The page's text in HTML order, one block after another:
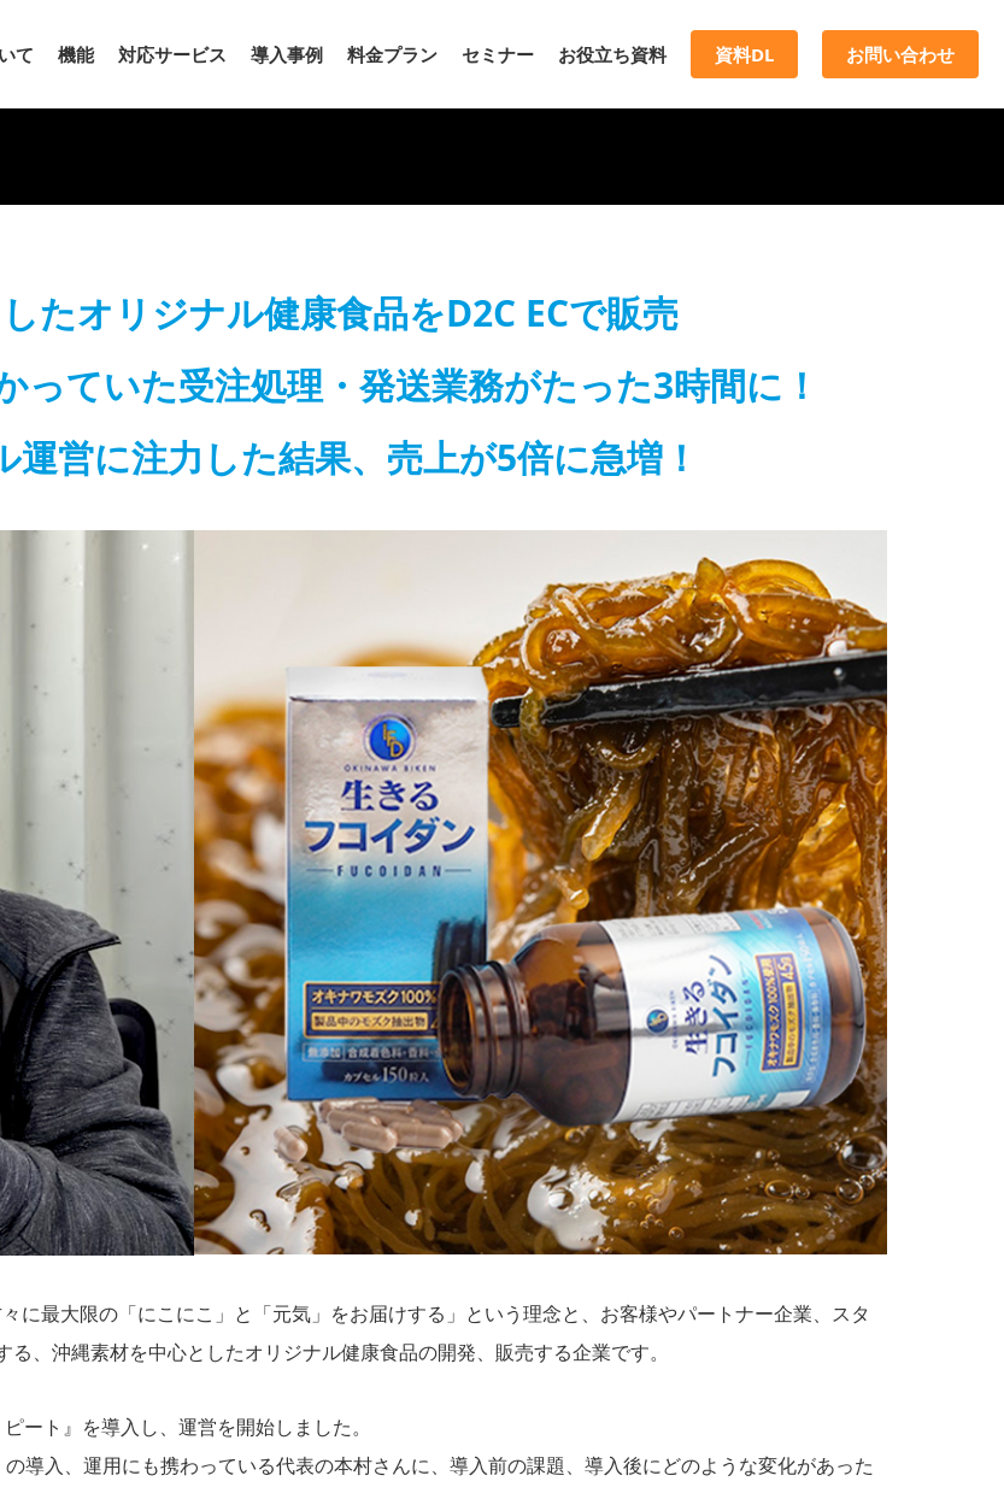
て 機能 対応サービス 導入事例 料金プラン セミナー お役立ち資料 資料DL お問い合わせ
たオリジナル健康食品をD2C ECで販売
っていた受注処理・発送業務がたった3時間に！
営に注力した結果、売上が5倍に急増！
に最大限の「にこにこ」と「元気」をお届けする」という理念と、お客様やパートナー企業、スタ
、沖縄素材を中心としたオリジナル健康食品の開発、販売する企業です。
ート』を導入し、運営を開始しました。
導入、運用にも携わっている代表の本村さんに、導入前の課題、導入後にどのような変化があった